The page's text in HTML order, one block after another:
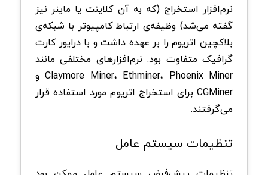
نرم‌افزار استخراج (که به آن کلاینت یا ماینر نیز
گفته می‌شد) وظیفه‌ی ارتباط کامپیوتر با شبکه‌ی
بلاکچین اتریوم را بر عهده داشت و با درایور کارت
گرافیک متفاوت بود. نرم‌افزارهای مختلفی مانند
Claymore Miner، Ethminer، Phoenix Miner و
CGMiner برای استخراج اتریوم مورد استفاده قرار
می‌گرفتند.
تنظیمات سیستم عامل